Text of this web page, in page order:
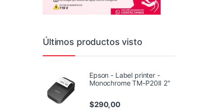
Últimos productos visto
Epson - Label printer -
Monochrome TM-P20II 2"
$290,00